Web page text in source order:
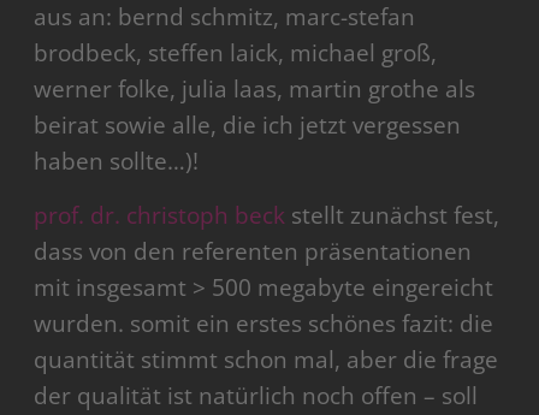
aus an: bernd schmitz, marc-stefan
brodbeck, steffen laick, michael groß,
werner folke, julia laas, martin grothe als
beirat sowie alle, die ich jetzt vergessen
haben sollte…)!
prof. dr. christoph beck stellt zunächst fest,
dass von den referenten präsentationen
mit insgesamt > 500 megabyte eingereicht
wurden. somit ein erstes schönes fazit: die
quantität stimmt schon mal, aber die frage
der qualität ist natürlich noch offen – soll